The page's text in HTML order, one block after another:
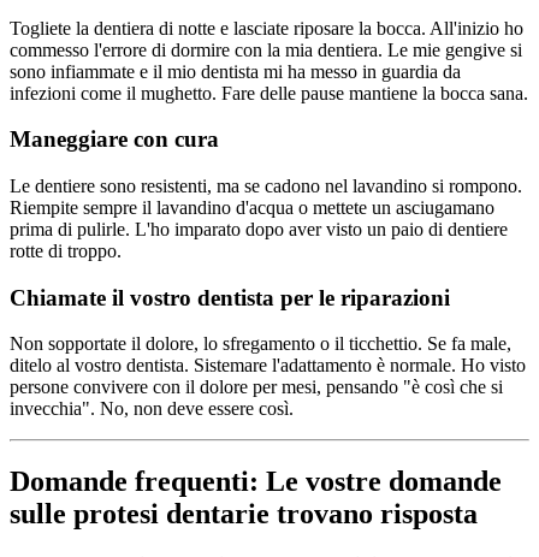
Togliete la dentiera di notte e lasciate riposare la bocca. All'inizio ho
commesso l'errore di dormire con la mia dentiera. Le mie gengive si
sono infiammate e il mio dentista mi ha messo in guardia da
infezioni come il mughetto. Fare delle pause mantiene la bocca sana.
Maneggiare con cura
Le dentiere sono resistenti, ma se cadono nel lavandino si rompono.
Riempite sempre il lavandino d'acqua o mettete un asciugamano
prima di pulirle. L'ho imparato dopo aver visto un paio di dentiere
rotte di troppo.
Chiamate il vostro dentista per le riparazioni
Non sopportate il dolore, lo sfregamento o il ticchettio. Se fa male,
ditelo al vostro dentista. Sistemare l'adattamento è normale. Ho visto
persone convivere con il dolore per mesi, pensando "è così che si
invecchia". No, non deve essere così.
Domande frequenti: Le vostre domande
sulle protesi dentarie trovano risposta